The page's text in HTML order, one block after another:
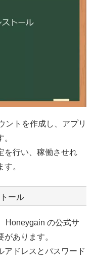
ントを作成し、アプリ
を行い、稼働させれ
。
ール
Honeygain の公式サ
あります。
アドレスとパスワード